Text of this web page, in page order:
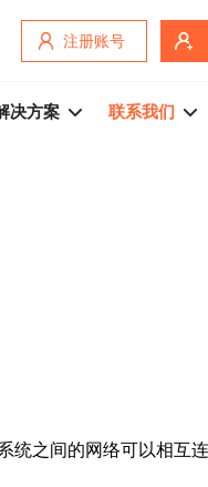
注册账号
决方案 联系我们
统之间的网络可以相互